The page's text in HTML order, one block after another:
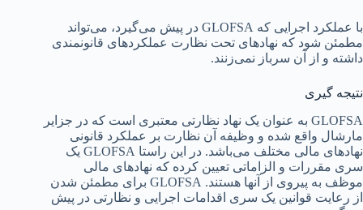
با عملکرد اجرایی که GLOFSA در پیش می‌گیرد، می‌تواند
مطمئن شود که نهادهای تحت نظارت عملکردهای قانونمندی
داشته و از آن سرباز نمی‌زنند.
نتیجه گیری
GLOFSA به عنوان یک نهاد نظارتی معتبری است که در جزایر
مارشال واقع شده و وظیفه آن نظارت بر عملکرد قانونی
نهادهای مالی مختلف می‌باشد. در این راستا GLOFSA یک
سری مقررات و الزاماتی تعیین کرده که نهادهای مالی
موظف به پیروی از آنها هستند. GLOFSA برای مطمئن شدن
از رعایت قوانین یک سری اقدامات اجرایی و نظارتی در پیش